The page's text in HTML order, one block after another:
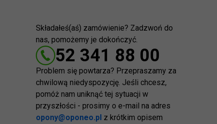
Składałeś(aś) zamówienie? Zadzwoń do
nas, pomożemy je dokończyć.
52 341 88 00
Problem się powtarza? Przepraszamy za
chwilową niedyspozycję. Jeśli chcesz,
pomóż nam uniknąć tej sytuacji w
przyszłości - prosimy o e-mail na adres
opony@oponeo.pl z krótkim opisem